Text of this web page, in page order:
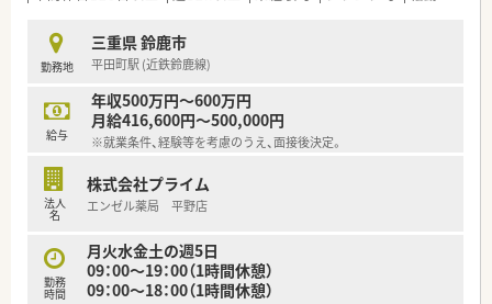
■法人名の「R」はrelief（安心）、「S」はsafety（安全）を意味し、質
の高い薬局サービスを目指しています。
■名張市内に1店舗のみ展開している地元密着型の企業であり、
一人ひとりの意見が反映されやすい環境です。
【求人情報について】
■ご経験やスキルに応じて最大600万円まで年収のご相談が可
■昇給は年1回12月に、賞与は年2回6月と12月に支給実績があ
り、安定した収入を見込めます。
揃っています。
勤務地
三重県 鈴鹿市
平田町駅 (近鉄鈴鹿線)
給与
年収500万円～600万円
月給416,600円～500,000円
※就業条件、経験等を考慮のうえ、面接後決定。
法人
名
株式会社プライム
エンゼル薬局 平野店
勤務
時間
月火水金土の週5日
09：00～19：00（1時間休憩）
09：00～18：00（1時間休憩）